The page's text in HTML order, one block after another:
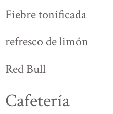
Fiebre tonificada
refresco de limón
Red Bull
Cafetería